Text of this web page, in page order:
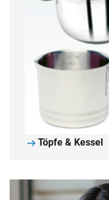
Töpfe & Kessel